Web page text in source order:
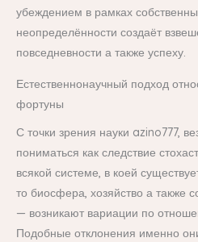
убеждением в рамках
неопределённости создаёт
повседневности а также успеху.
Естественнонаучный подход
фортуны
С точки зрения науки azino777,
пониматься как следствие
всякой системе, в коей
то биосфера, хозяйство а также
— возникают вариации по
Подобные отклонения именно